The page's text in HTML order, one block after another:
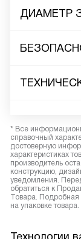
ДИАМЕТР
* Все
справочный
достоверную
характеристиках
производитель
конструкцию,
уведомления.
обратиться к
Товара. Подробная
на упаковке
Технологии